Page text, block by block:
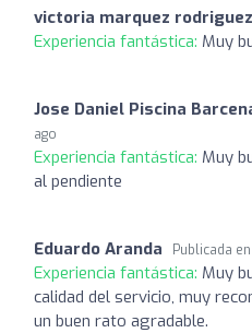
victoria marquez rodriguez
Experiencia fantástica: Muy
Jose Daniel Piscina
ago
Experiencia fantástica: Muy
al pendiente
Eduardo Aranda Publicada en
Experiencia fantástica: Muy
calidad del servicio, muy
un buen rato agradable.